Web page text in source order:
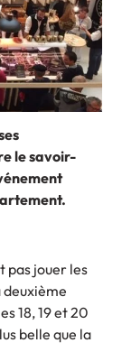
le savoir-
pas jouer les
deuxième
18, 19 et 20
belle que la